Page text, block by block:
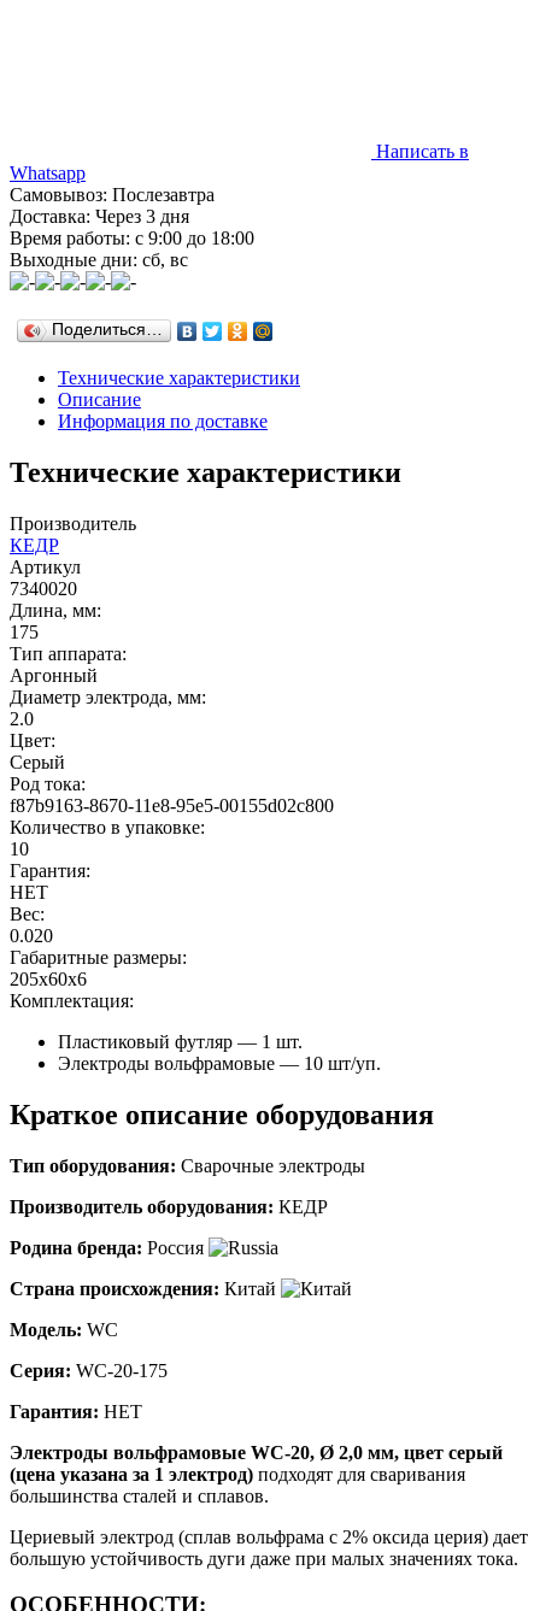
Написать в
Whatsapp
Самовывоз: Послезавтра
Доставка: Через 3 дня
Время работы: с 9:00 до 18:00
Выходные дни: сб, вс
Поделиться…
Технические характеристики
Описание
Информация по доставке
Технические характеристики
Производитель
КЕДР
Артикул
7340020
Длина, мм:
175
Тип аппарата:
Аргонный
Диаметр электрода, мм:
2.0
Цвет:
Серый
Род тока:
f87b9163-8670-11e8-95e5-00155d02c800
Количество в упаковке:
10
Гарантия:
НЕТ
Вес:
0.020
Габаритные размеры:
205x60x6
Комплектация:
Пластиковый футляр — 1 шт.
Электроды вольфрамовые — 10 шт/уп.
Краткое описание оборудования
Тип оборудования: Сварочные электроды
Производитель оборудования: КЕДР
Родина бренда: Россия
Страна происхождения: Китай
Модель: WC
Серия: WC-20-175
Гарантия: НЕТ
Электроды вольфрамовые WС-20, Ø 2,0 мм, цвет серый
(цена указана за 1 электрод) подходят для сваривания
большинства сталей и сплавов.
Цериевый электрод (сплав вольфрама с 2% оксида церия) дает
большую устойчивость дуги даже при малых значениях тока.
ОСОБЕННОСТИ: